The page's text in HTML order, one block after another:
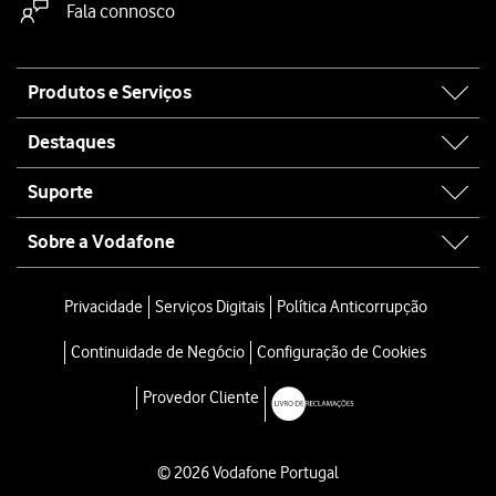
Fala connosco
map
Produtos e Serviços
Destaques
Suporte
Sobre a Vodafone
Privacidade Serviços Digitais Política Anticorrupção
Continuidade de Negócio Configuração de Cookies
Provedor Cliente
© 2026 Vodafone Portugal